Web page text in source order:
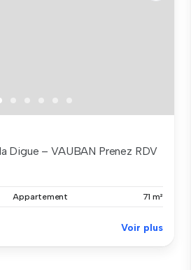
Digue – VAUBAN Prenez RDV
Appartement 71 m²
Voir plus